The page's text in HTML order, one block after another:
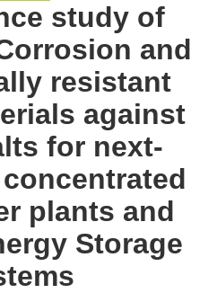
study of
and
resistant
against
for next-
plants and
Storage